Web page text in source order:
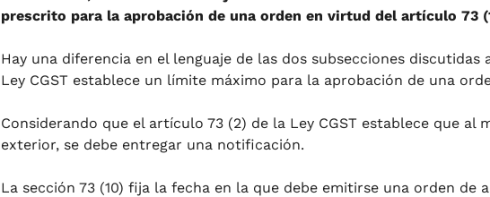
prescrito para la aprobación de una orden en virtud del artículo 73
Hay una diferencia en el lenguaje de las dos subsecciones
Ley CGST establece un límite máximo para la aprobación de una
Considerando que el artículo 73 (2) de la Ley CGST establece que al
exterior, se debe entregar una notificación.
La sección 73 (10) fija la fecha en la que debe emitirse una orden de